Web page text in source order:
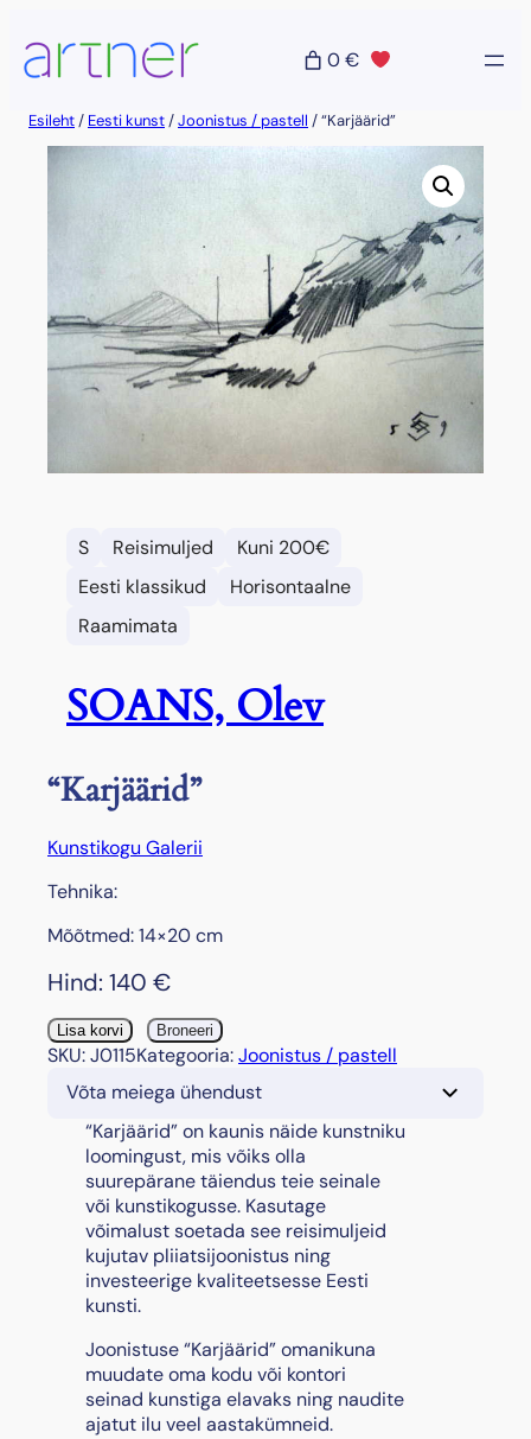
sisu
juurde
0 €
Esileht/ Eesti kunst/Joonistus / pastell / “Karjäärid”
S Reisimuljed
Kuni 200€
Eesti klassikud
Horisontaalne
Raamimata
SOANS, Olev
“Karjäärid”
Kunstikogu Galerii
Tehnika:
Mõõtmed: 14×20 cm
Hind: 140 €
"
K
Lisa korvi Broneeri
SKU:J0115Kategooria:Joonistus / pastell
Võta meiega ühendust
“Karjäärid” on kaunis näide kunstniku
loomingust, mis võiks olla
suurepärane täiendus teie seinale
või kunstikogusse. Kasutage
võimalust soetada see reisimuljeid
kujutav pliiatsijoonistus ning
investeerige kvaliteetsesse Eesti
kunsti.
Joonistuse “Karjäärid” omanikuna
muudate oma kodu või kontori
seinad kunstiga elavaks ning naudite
ajatut ilu veel aastakümneid.